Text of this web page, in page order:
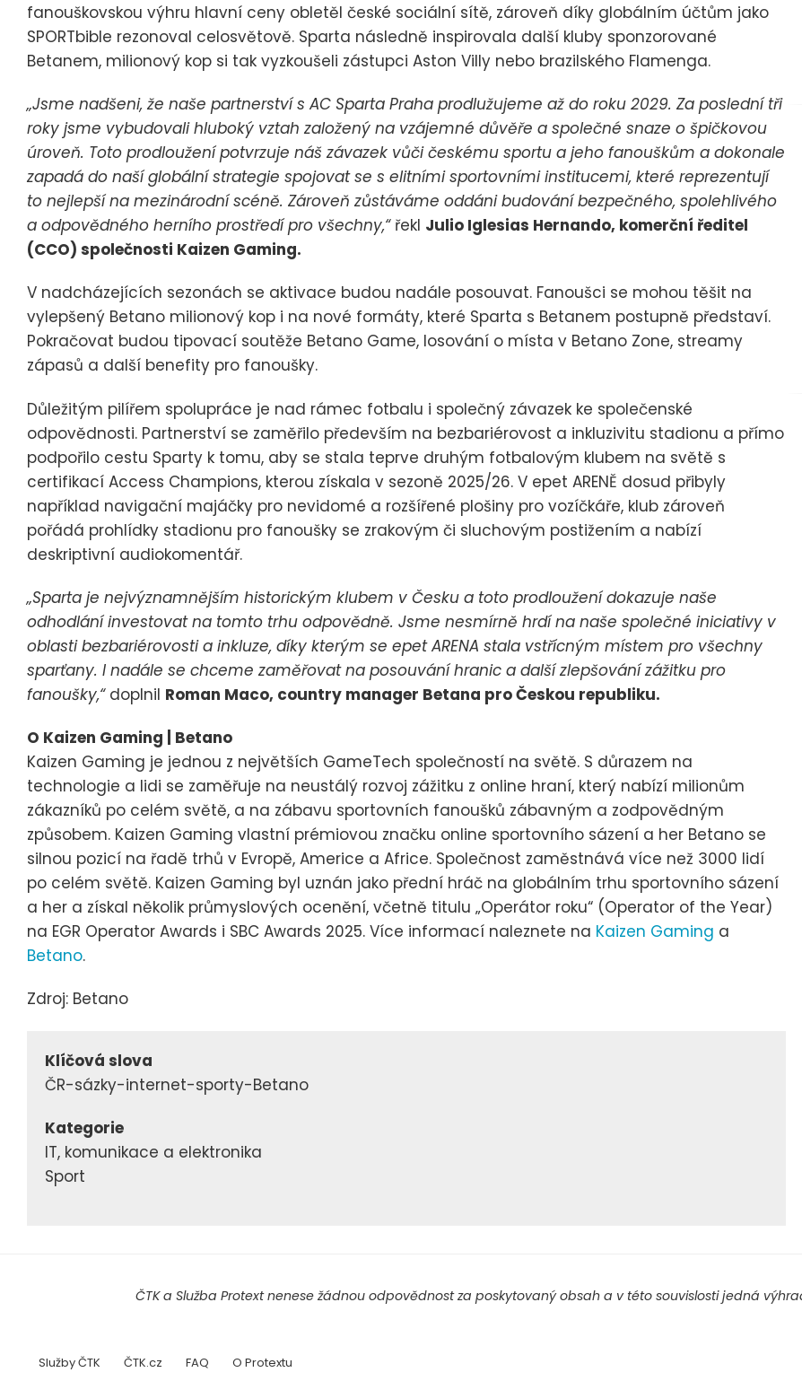
fanouškovskou výhru hlavní ceny obletěl české sociální sítě, zároveň díky globálním účtům jako
SPORTbible rezonoval celosvětově. Sparta následně inspirovala další kluby sponzorované
Betanem, milionový kop si tak vyzkoušeli zástupci Aston Villy nebo brazilského Flamenga.
„Jsme nadšeni, že naše partnerství s AC Sparta Praha prodlužujeme až do roku 2029. Za poslední tři
roky jsme vybudovali hluboký vztah založený na vzájemné důvěře a společné snaze o špičkovou
úroveň. Toto prodloužení potvrzuje náš závazek vůči českému sportu a jeho fanouškům a dokonale
zapadá do naší globální strategie spojovat se s elitními sportovními institucemi, které reprezentují
to nejlepší na mezinárodní scéně. Zároveň zůstáváme oddáni budování bezpečného, spolehlivého
a odpovědného herního prostředí pro všechny,“ řekl Julio Iglesias Hernando, komerční ředitel
(CCO) společnosti Kaizen Gaming.
V nadcházejících sezonách se aktivace budou nadále posouvat. Fanoušci se mohou těšit na
vylepšený Betano milionový kop i na nové formáty, které Sparta s Betanem postupně představí.
Pokračovat budou tipovací soutěže Betano Game, losování o místa v Betano Zone, streamy
zápasů a další benefity pro fanoušky.
Důležitým pilířem spolupráce je nad rámec fotbalu i společný závazek ke společenské
odpovědnosti. Partnerství se zaměřilo především na bezbariérovost a inkluzivitu stadionu a přímo
podpořilo cestu Sparty k tomu, aby se stala teprve druhým fotbalovým klubem na světě s
certifikací Access Champions, kterou získala v sezoně 2025/26. V epet ARENĚ dosud přibyly
například navigační majáčky pro nevidomé a rozšířené plošiny pro vozíčkáře, klub zároveň
pořádá prohlídky stadionu pro fanoušky se zrakovým či sluchovým postižením a nabízí
deskriptivní audiokomentář.
„Sparta je nejvýznamnějším historickým klubem v Česku a toto prodloužení dokazuje naše
odhodlání investovat na tomto trhu odpovědně. Jsme nesmírně hrdí na naše společné iniciativy v
oblasti bezbariérovosti a inkluze, díky kterým se epet ARENA stala vstřícným místem pro všechny
sparťany. I nadále se chceme zaměřovat na posouvání hranic a další zlepšování zážitku pro
fanoušky,“ doplnil Roman Maco, country manager Betana pro Českou republiku.
O Kaizen Gaming | Betano
Kaizen Gaming je jednou z největších GameTech společností na světě. S důrazem na
technologie a lidi se zaměřuje na neustálý rozvoj zážitku z online hraní, který nabízí milionům
zákazníků po celém světě, a na zábavu sportovních fanoušků zábavným a zodpovědným
způsobem. Kaizen Gaming vlastní prémiovou značku online sportovního sázení a her Betano se
silnou pozicí na řadě trhů v Evropě, Americe a Africe. Společnost zaměstnává více než 3000 lidí
po celém světě. Kaizen Gaming byl uznán jako přední hráč na globálním trhu sportovního sázení
a her a získal několik průmyslových ocenění, včetně titulu „Operátor roku“ (Operator of the Year)
na EGR Operator Awards i SBC Awards 2025. Více informací naleznete na Kaizen Gaming a
Betano.
Zdroj: Betano
Klíčová slova
ČR-sázky-internet-sporty-Betano
Kategorie
IT, komunikace a elektronika
Sport
ČTK a Služba Protext nenese žádnou odpovědnost za poskytovaný obsah a v této souvislosti jedná
Služby ČTK ČTK.cz FAQ O Protextu